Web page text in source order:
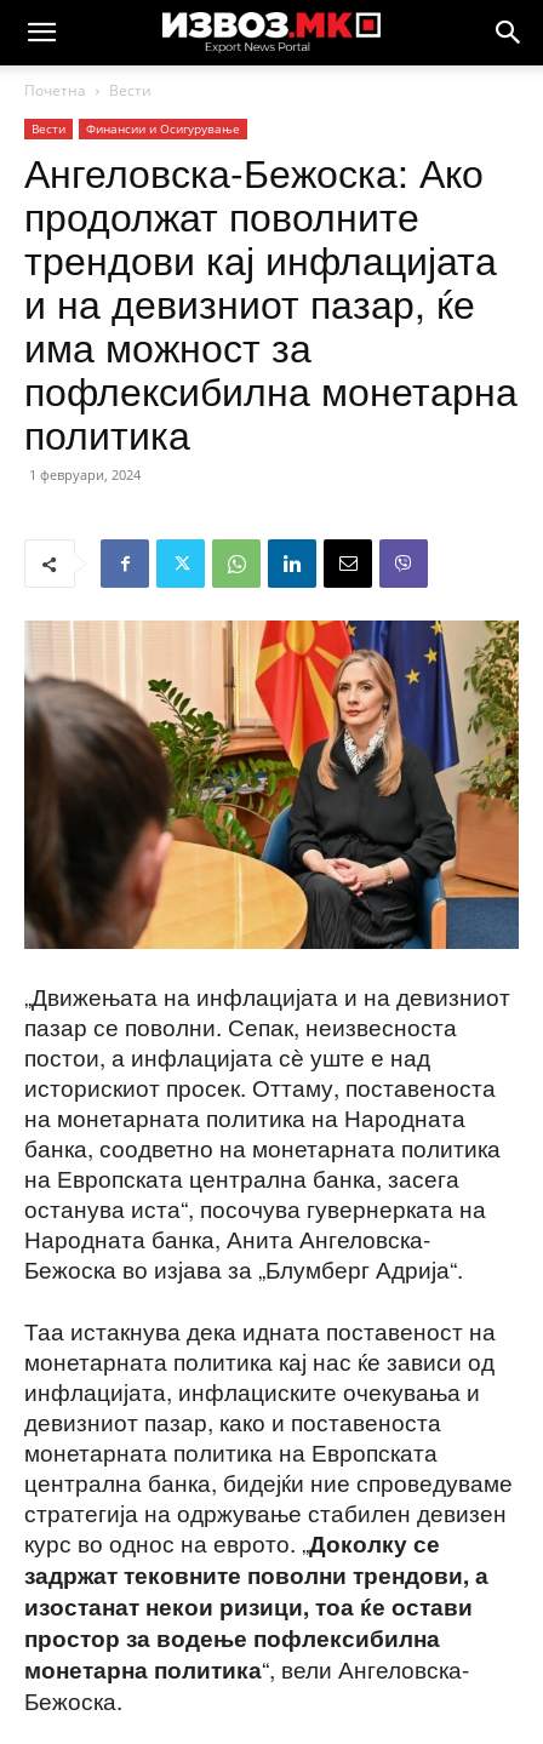
Почетна Вести
Вести Финансии и Осигурување
Ангеловска-Бежоска: Ако
продолжат поволните
трендови кај инфлацијата
и на девизниот пазар, ќе
има можност за
пофлексибилна монетарна
политика
1 февруари, 2024
„Движењата на инфлацијата и на девизниот
пазар се поволни. Сепак, неизвесноста
постои, а инфлацијата сѐ уште е над
историскиот просек. Оттаму, поставеноста
на монетарната политика на Народната
банка, соодветно на монетарната политика
на Европската централна банка, засега
останува иста“, посочува гувернерката на
Народната банка, Анита Ангеловска-
Бежоска во изјава за „Блумберг Адрија“.
Таа истакнува дека идната поставеност на
монетарната политика кај нас ќе зависи од
инфлацијата, инфлациските очекувања и
девизниот пазар, како и поставеноста
монетарната политика на Европската
централна банка, бидејќи ние спроведуваме
стратегија на одржување стабилен девизен
курс во однос на еврото. „Доколку се
задржат тековните поволни трендови, а
изостанат некои ризици, тоа ќе остави
простор за водење пофлексибилна
монетарна политика“, вели Ангеловска-
Бежоска.